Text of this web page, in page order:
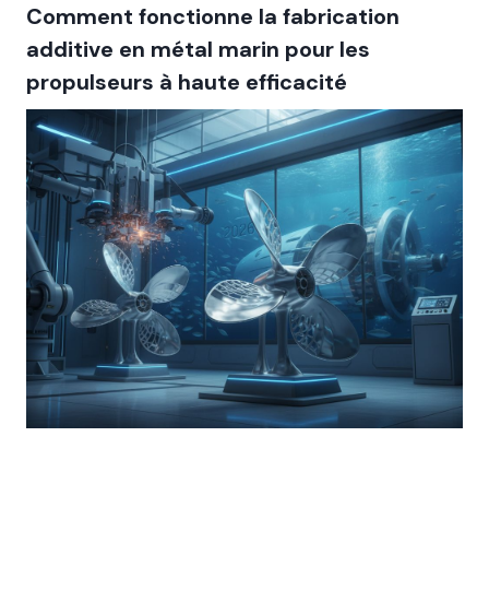
Comment fonctionne la fabrication
additive en métal marin pour les
propulseurs à haute efficacité